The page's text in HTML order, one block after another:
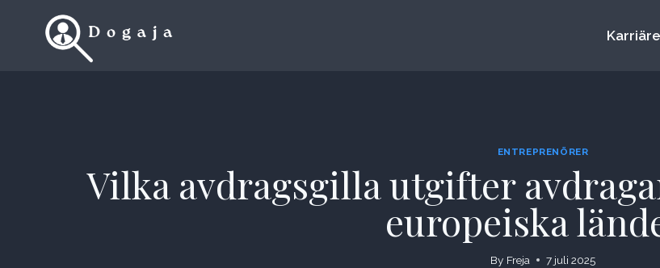
ENTREPRENÖRER
Vilka avdragsgilla utgifter
europeiska
By Freja 7 juli 2025